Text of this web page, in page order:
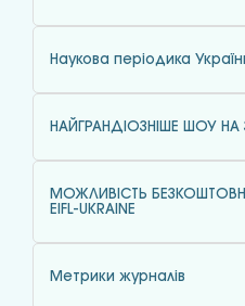
Наукова періодика
НАЙГРАНДІОЗНІШЕ ШОУ НА
МОЖЛИВІСТЬ
EIFL-UKRAINE
Метрики журналів